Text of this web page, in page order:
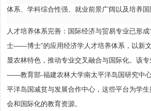
体系、学科综合性强、就业前景广阔以及培养国
人才培养体系完善 ：国际经济与贸易专业已形成“
士——博士”的应用经济学人才培养体系，以新
显农林特色，推动专业交叉融合与国际化。该
——教育部-福建农林大学南太平洋岛国研究中
平洋岛国减贫与发展合作中心，这些平台为学
会和国际化的教育资源。